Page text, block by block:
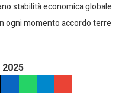
stabilità economica globale
ogni momento accordo terre